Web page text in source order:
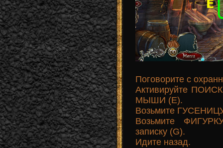
Поговорите с
Активируйте
МЫШИ (E).
Возьмите
Возьмите
записку (G).
Идите назад.